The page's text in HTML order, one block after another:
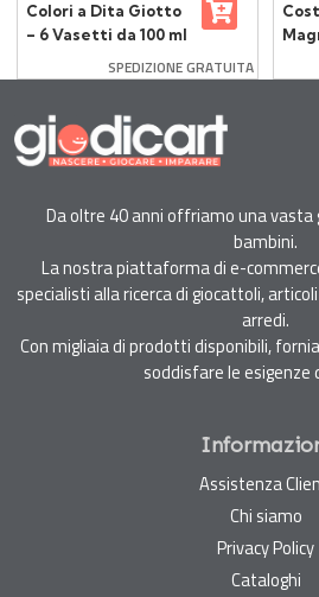
Colori a Dita Giotto
– 6 Vasetti da 100 ml
SPEDIZIONE GRATUITA
Da oltre 40 anni offriamo una
bambini.
La nostra piattaforma di e-
specialisti alla ricerca di giocattoli,
arredi.
Con migliaia di prodotti disponibili,
soddisfare le esigenze
Assistenza
Chi siamo
Privacy Policy
Cataloghi